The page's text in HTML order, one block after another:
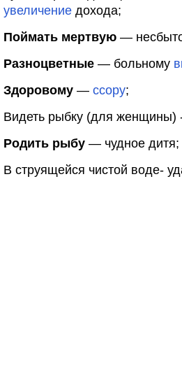
увеличение дохода;
Поймать мертвую —
Разноцветные — больному
Здоровому — ссору;
Видеть рыбку (для женщины)
Родить рыбу — чудное дитя;
В струящейся чистой воде-